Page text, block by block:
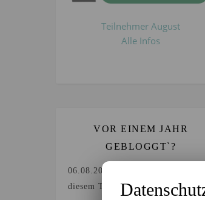
Teilnehmer August
Alle Infos
VOR EINEM JAHR
GEBLOGGT`?
06.08.2025
diesem Tag.